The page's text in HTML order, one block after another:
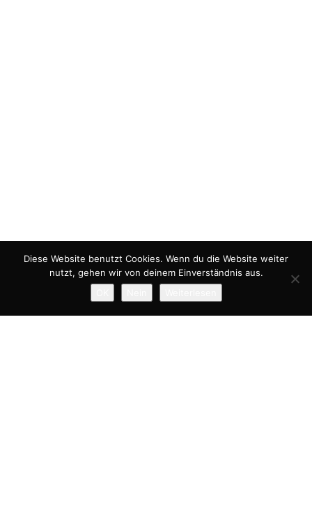
Diese Website benutzt Cookies. Wenn du die Website weiter
nutzt, gehen wir von deinem Einverständnis aus.